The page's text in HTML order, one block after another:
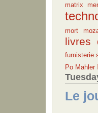
matrix
mort
livres
fumisterie
Po Mahler
Le